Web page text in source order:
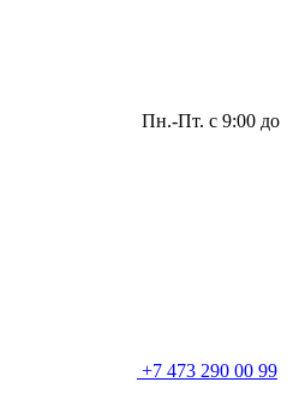
Пн.-Пт. с 9:00 до
+7 473 290 00 99